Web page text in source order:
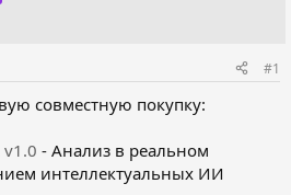
#1
совместную покупку:
v1.0 - Анализ в реальном
интеллектуальных ИИ